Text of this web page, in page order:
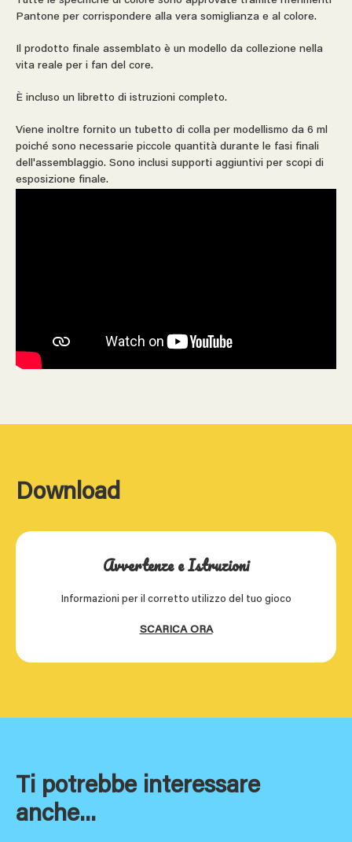
Pantone per corrispondere alla vera somiglianza e al colore.
Il prodotto finale assemblato è un modello da collezione nella
vita reale per i fan del core.
È incluso un libretto di istruzioni completo.
Viene inoltre fornito un tubetto di colla per modellismo da 6 ml
poiché sono necessarie piccole quantità durante le fasi finali
dell'assemblaggio. Sono inclusi supporti aggiuntivi per scopi di
esposizione finale.
Download
Avvertenze e Istruzioni
Informazioni per il corretto utilizzo del tuo gioco
SCARICA ORA
Ti potrebbe interessare
anche...